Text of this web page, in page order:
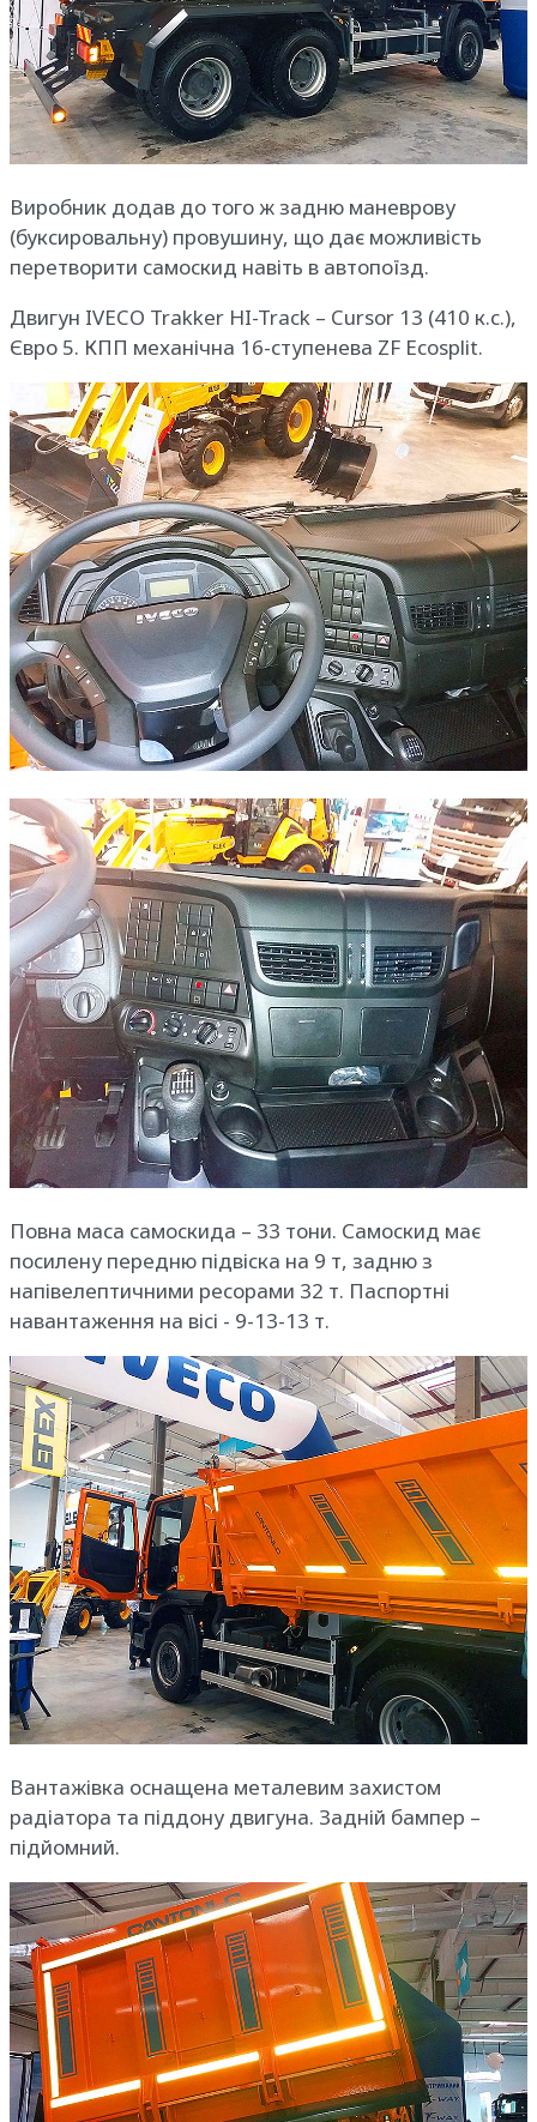
Виробник додав до того ж задню маневрову
(буксировальну) провушину, що дає можливість
перетворити самоскид навіть в автопоїзд.
Двигун IVECO Trakker HI-Track – Cursor 13 (410 к.с.),
Євро 5. КПП механічна 16-ступенева ZF Ecosplit.
Повна маса самоскида – 33 тони. Самоскид має
посилену передню підвіска на 9 т, задню з
напівелептичними ресорами 32 т. Паспортні
навантаження на вісі - 9-13-13 т.
Вантажівка оснащена металевим захистом
радіатора та піддону двигуна. Задній бампер –
підйомний.